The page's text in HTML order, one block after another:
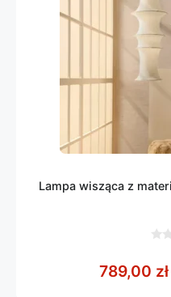
Lampa wisząca z
5
789,00 zł